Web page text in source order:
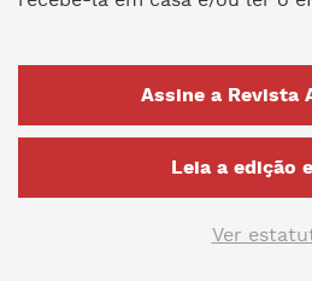
Assine a Revista
Leia a edição
Ver